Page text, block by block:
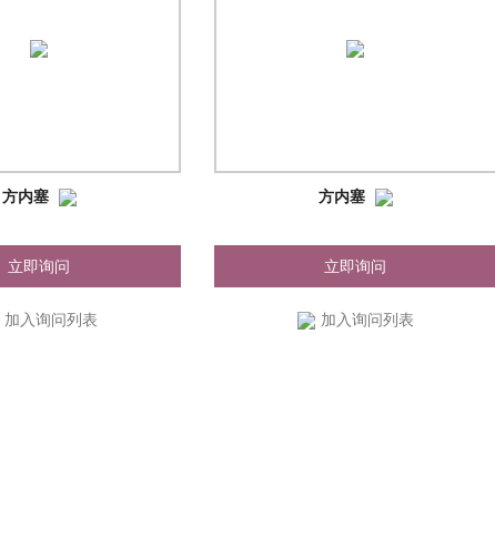
方内塞
立即询问
加入询问列表
方内塞
立即询问
加入询问列表